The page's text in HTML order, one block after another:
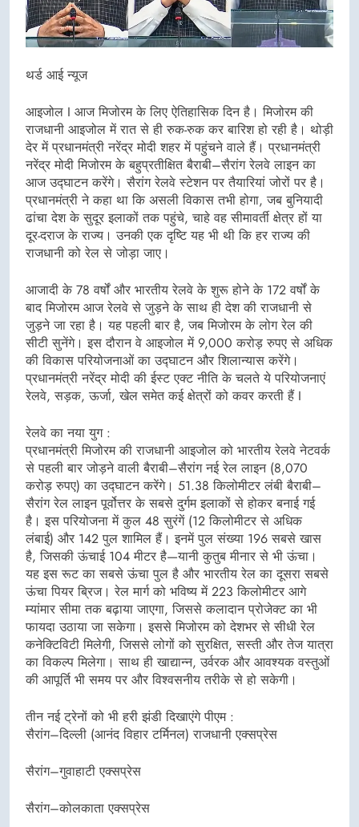
थर्ड आई न्यूज
आइजोल I आज मिजोरम के लिए ऐतिहासिक दिन है। मिजोरम की
राजधानी आइजोल में रात से ही रुक-रुक कर बारिश हो रही है। थोड़ी
देर में प्रधानमंत्री नरेंद्र मोदी शहर में पहुंचने वाले हैं। प्रधानमंत्री
नरेंद्र मोदी मिजोरम के बहुप्रतीक्षित बैराबी–सैरांग रेलवे लाइन का
आज उद्घाटन करेंगे। सैरांग रेलवे स्टेशन पर तैयारियां जोरों पर है।
प्रधानमंत्री ने कहा था कि असली विकास तभी होगा, जब बुनियादी
ढांचा देश के सुदूर इलाकों तक पहुंचे, चाहे वह सीमावर्ती क्षेत्र हों या
दूर-दराज के राज्य। उनकी एक दृष्टि यह भी थी कि हर राज्य की
राजधानी को रेल से जोड़ा जाए।
आजादी के 78 वर्षों और भारतीय रेलवे के शुरू होने के 172 वर्षों के
बाद मिजोरम आज रेलवे से जुड़ने के साथ ही देश की राजधानी से
जुड़ने जा रहा है। यह पहली बार है, जब मिजोरम के लोग रेल की
सीटी सुनेंगे। इस दौरान वे आइजोल में 9,000 करोड़ रुपए से अधिक
की विकास परियोजनाओं का उद्घाटन और शिलान्यास करेंगे।
प्रधानमंत्री नरेंद्र मोदी की ईस्ट एक्ट नीति के चलते ये परियोजनाएं
रेलवे, सड़क, ऊर्जा, खेल समेत कई क्षेत्रों को कवर करती हैं I
रेलवे का नया युग :
प्रधानमंत्री मिजोरम की राजधानी आइजोल को भारतीय रेलवे नेटवर्क
से पहली बार जोड़ने वाली बैराबी–सैरांग नई रेल लाइन (8,070
करोड़ रुपए) का उद्घाटन करेंगे। 51.38 किलोमीटर लंबी बैराबी–
सैरांग रेल लाइन पूर्वोत्तर के सबसे दुर्गम इलाकों से होकर बनाई गई
है। इस परियोजना में कुल 48 सुरंगें (12 किलोमीटर से अधिक
लंबाई) और 142 पुल शामिल हैं। इनमें पुल संख्या 196 सबसे खास
है, जिसकी ऊंचाई 104 मीटर है—यानी कुतुब मीनार से भी ऊंचा।
यह इस रूट का सबसे ऊंचा पुल है और भारतीय रेल का दूसरा सबसे
ऊंचा पियर ब्रिज। रेल मार्ग को भविष्य में 223 किलोमीटर आगे
म्यांमार सीमा तक बढ़ाया जाएगा, जिससे कलादान प्रोजेक्ट का भी
फायदा उठाया जा सकेगा। इससे मिजोरम को देशभर से सीधी रेल
कनेक्टिविटी मिलेगी, जिससे लोगों को सुरक्षित, सस्ती और तेज यात्रा
का विकल्प मिलेगा। साथ ही खाद्यान्न, उर्वरक और आवश्यक वस्तुओं
की आपूर्ति भी समय पर और विश्वसनीय तरीके से हो सकेगी।
तीन नई ट्रेनों को भी हरी झंडी दिखाएंगे पीएम :
सैरांग–दिल्ली (आनंद विहार टर्मिनल) राजधानी एक्सप्रेस
सैरांग–गुवाहाटी एक्सप्रेस
सैरांग–कोलकाता एक्सप्रेस